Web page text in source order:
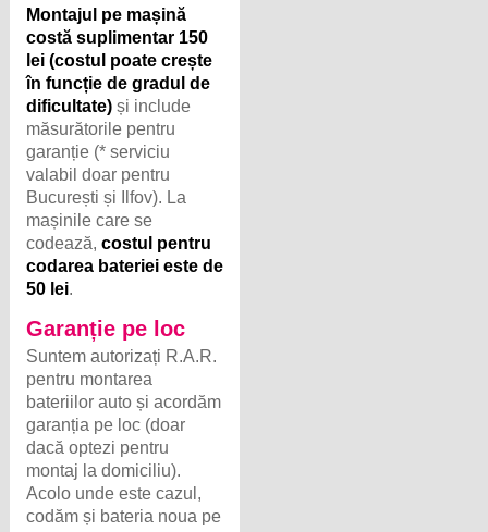
Montajul pe mașină
costă suplimentar 150
lei (costul poate crește
în funcție de gradul de
dificultate) și include
măsurătorile pentru
garanție (* serviciu
valabil doar pentru
București și Ilfov). La
mașinile care se
codează,costul pentru
codarea bateriei este de
50 lei.
Garanție pe loc
Suntem autorizați R.A.R.
pentru montarea
bateriilor auto și acordăm
garanția pe loc (doar
dacă optezi pentru
montaj la domiciliu).
Acolo unde este cazul,
codăm și bateria noua pe